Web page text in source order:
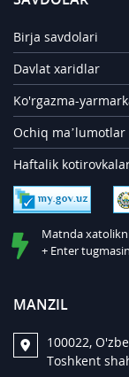
Birja savdolari
Davlat xaridlar
Ko'rgazma-
Ochiq ma’lumotlar
Haftalik
Matnda
+ Enter
MANZIL
100022,
Toshkent